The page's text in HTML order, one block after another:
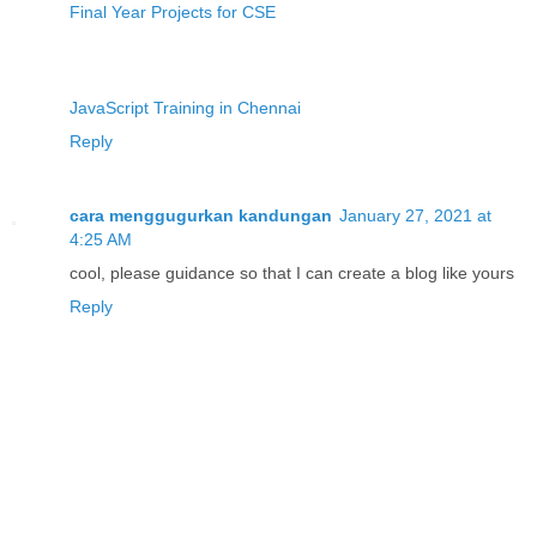
Final Year Projects for CSE
JavaScript Training in Chennai
Reply
cara menggugurkan kandungan January 27, 2021 at
4:25 AM
cool, please guidance so that I can create a blog like yours
Reply